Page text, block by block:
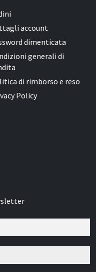
account
dimenticata
generali di
di rimborso e reso
Policy